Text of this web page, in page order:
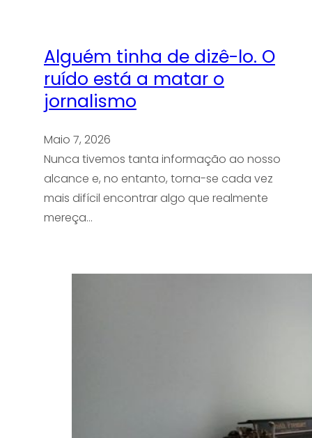
Alguém tinha de dizê-lo. O
ruído está a matar o
jornalismo
Maio 7, 2026
Nunca tivemos tanta informação ao nosso
alcance e, no entanto, torna-se cada vez
mais difícil encontrar algo que realmente
mereça…